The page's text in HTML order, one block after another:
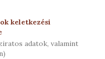
keletkezési
adatok, valamint